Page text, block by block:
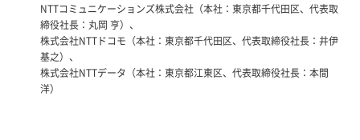
NTTコミュニケーションズ株式会社（本社：東京都千代田区、代表取
締役社長：丸岡 亨）、
株式会社NTTドコモ（本社：東京都千代田区、代表取締役社長：井伊
基之）、
株式会社NTTデータ（本社：東京都江東区、代表取締役社長：本間
洋）